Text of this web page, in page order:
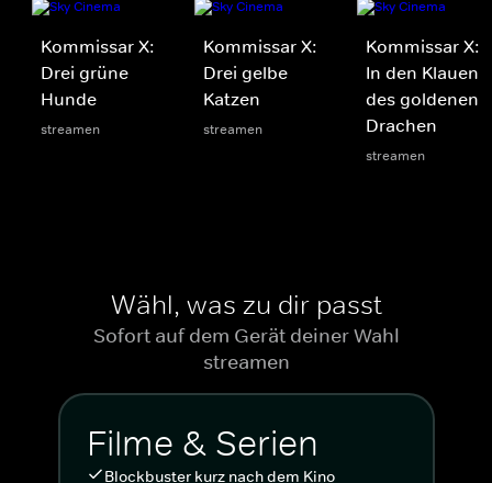
Kommissar X:
Drei grüne
Hunde
streamen
Kommissar X:
Drei gelbe
Katzen
streamen
Kommissar X:
In den Klauen
des goldenen
Drachen
streamen
Wähl, was zu dir passt
Sofort auf dem Gerät deiner Wahl
streamen
Filme & Serien
Blockbuster kurz nach dem Kino